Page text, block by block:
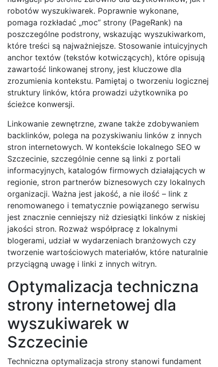
robotów wyszukiwarek. Poprawnie wykonane,
pomaga rozkładać „moc” strony (PageRank) na
poszczególne podstrony, wskazując wyszukiwarkom,
które treści są najważniejsze. Stosowanie intuicyjnych
anchor textów (tekstów kotwiczących), które opisują
zawartość linkowanej strony, jest kluczowe dla
zrozumienia kontekstu. Pamiętaj o tworzeniu logicznej
struktury linków, która prowadzi użytkownika po
ścieżce konwersji.
Linkowanie zewnętrzne, zwane także zdobywaniem
backlinków, polega na pozyskiwaniu linków z innych
stron internetowych. W kontekście lokalnego SEO w
Szczecinie, szczególnie cenne są linki z portali
informacyjnych, katalogów firmowych działających w
regionie, stron partnerów biznesowych czy lokalnych
organizacji. Ważna jest jakość, a nie ilość – link z
renomowanego i tematycznie powiązanego serwisu
jest znacznie cenniejszy niż dziesiątki linków z niskiej
jakości stron. Rozważ współpracę z lokalnymi
blogerami, udział w wydarzeniach branżowych czy
tworzenie wartościowych materiałów, które naturalnie
przyciągną uwagę i linki z innych witryn.
Optymalizacja techniczna
strony internetowej dla
wyszukiwarek w
Szczecinie
Techniczna optymalizacja strony stanowi fundament